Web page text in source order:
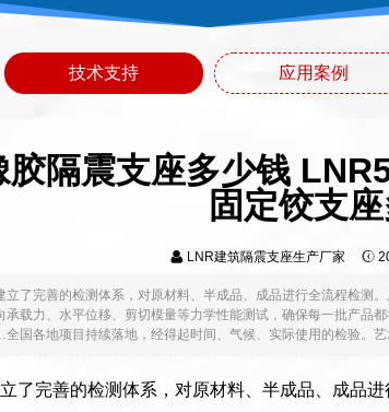
技术支持 应用案例
胶隔震支座多少钱
固定饺支
LNR建筑隔震支座生产厂家
立了完善的检测体系，对原材料、半成品、成品进行全流程检测
承载力、水平位移、剪切模量等力学性能测试，确保每一批产品
国各地项目持续落地，经得起时间、气候、实际使用的检验。艺
了完善的检测体系，对原材料、半成品、成品